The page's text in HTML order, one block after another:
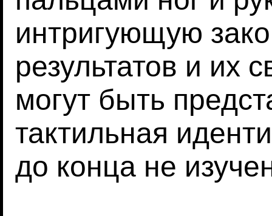
интригующую
результатов и их
могут быть
тактильная
до конца не